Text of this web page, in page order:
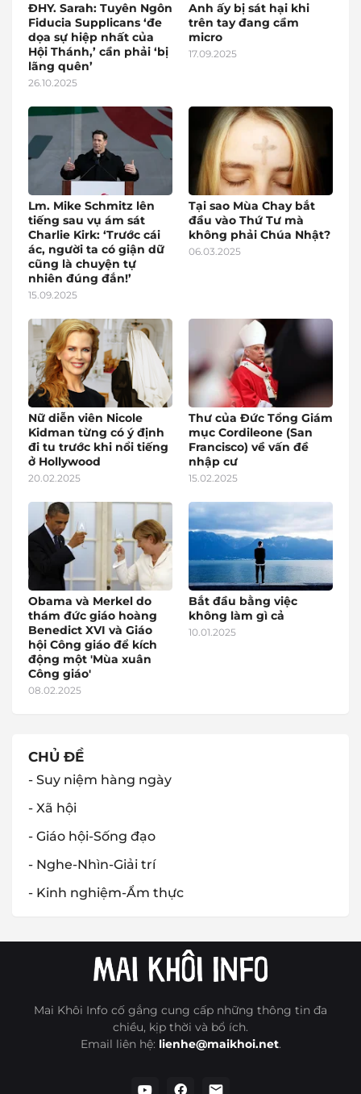
ĐHY. Sarah: Tuyên Ngôn
Fiducia Supplicans ‘đe
dọa sự hiệp nhất của
Hội Thánh,’ cần phải ‘bị
lãng quên’
26.10.2025
Anh ấy bị sát hại khi
trên tay đang cầm
micro
17.09.2025
Lm. Mike Schmitz lên
tiếng sau vụ ám sát
Charlie Kirk: ‘Trước cái
ác, người ta có giận dữ
cũng là chuyện tự
nhiên đúng đắn!’
15.09.2025
Tại sao Mùa Chay bắt
đầu vào Thứ Tư mà
không phải Chúa Nhật?
06.03.2025
Nữ diễn viên Nicole
Kidman từng có ý định
đi tu trước khi nổi tiếng
ở Hollywood
20.02.2025
Thư của Đức Tổng Giám
mục Cordileone (San
Francisco) về vấn đề
nhập cư
15.02.2025
Obama và Merkel do
thám đức giáo hoàng
Benedict XVI và Giáo
hội Công giáo để kích
động một 'Mùa xuân
Công giáo'
08.02.2025
Bắt đầu bằng việc
không làm gì cả
10.01.2025
CHỦ ĐỀ
- Suy niệm hàng ngày
- Xã hội
- Giáo hội-Sống đạo
- Nghe-Nhìn-Giải trí
- Kinh nghiệm-Ẩm thực
Mai Khôi Info cố gắng cung cấp những thông tin đa
chiều, kịp thời và bổ ích.
Email liên hệ: lienhe@maikhoi.net.